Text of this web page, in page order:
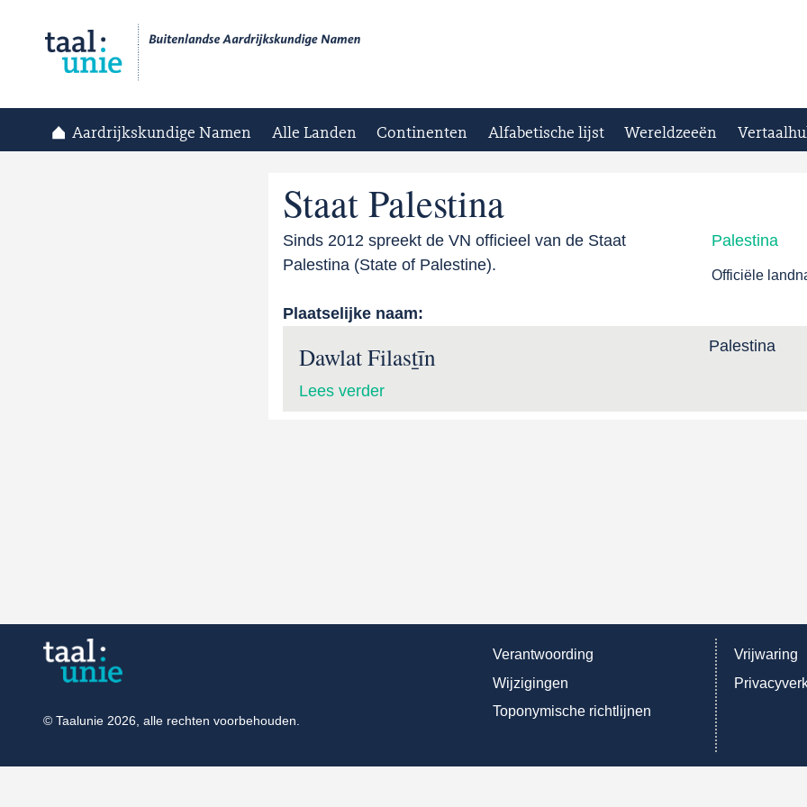
Aardrijkskundige Namen Alle Landen Continenten Alfabetische lijst Wereldzeeën
Staat Palestina
Palestina
Officiële
Sinds 2012 spreekt de VN officieel van de Staat
Palestina (State of Palestine).
Plaatselijke naam:
Dawlat Filasṯīn Palestina
Lees verder
Verantwoording
Wijzigingen
Toponymische richtlijnen
Vrijwaring
© Taalunie 2026, alle rechten voorbehouden.